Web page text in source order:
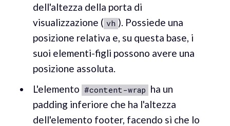
dell'altezza della porta di
visualizzazione ( vh ). Possiede una
posizione relativa e, su questa base, i
suoi elementi-figli possono avere una
posizione assoluta.
L'elemento #content-wrap ha un
padding inferiore che ha l'altezza
dell'elemento footer, facendo sì che lo